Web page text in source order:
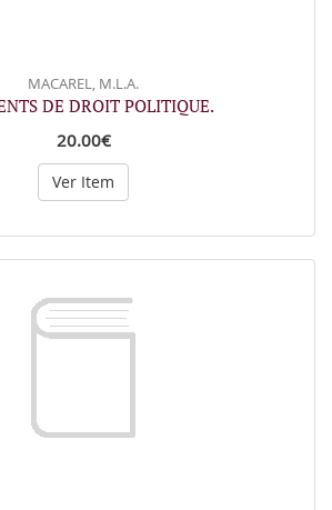
MACAREL, M.L.A.
DE DROIT POLITIQUE.
20.00€
Ver Item